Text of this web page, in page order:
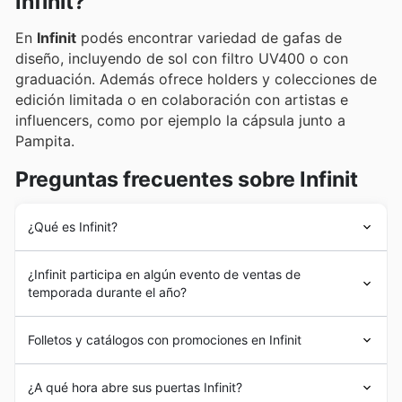
imperdibles.
En Infinit podés encontrar variedad de gafas de
diseño, incluyendo de sol con filtro UV400 o con
graduación. Además ofrece holders y colecciones de
edición limitada o en colaboración con artistas e
influencers, como por ejemplo la cápsula junto a
Pampita.
Preguntas frecuentes sobre Infinit
¿Qué es Infinit?
de gafas desde hace más de 25 años. Fue la primera
empresa en el rubro en recibir el reconocimiento de
“óptica de diseño” por el Gobierno de la Ciudad de
Buenos Aires. También ganó premios internacionales.
¿Infinit participa en algún evento de ventas de
temporada durante el año?
temporadaypromociones especialesque se
anuncian en nuestra plataforma para que puedas
aprovechar al máximo losdescuentos semanales
Folletos y catálogos con promociones en Infinit
En Argentina podés encontrarla en 3 locales propios
¿A qué hora abre sus puertas Infinit?